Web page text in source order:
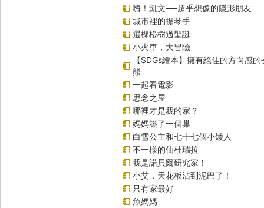
嗨！凱文──超乎想像的隱形朋友
城市裡的提琴手
選棵松樹過聖誕
小火車，大冒險
【SDGs繪本】擁有絕佳的方向感
熊
一起看電影
思念之屋
哪裡才是我的家？
媽媽築了一個巢
白雪公主和七十七個小矮人
不一樣的仙杜瑞拉
我是諾貝爾研究家！
小艾，天花板沾到泥巴了！
只有家最好
魚媽媽